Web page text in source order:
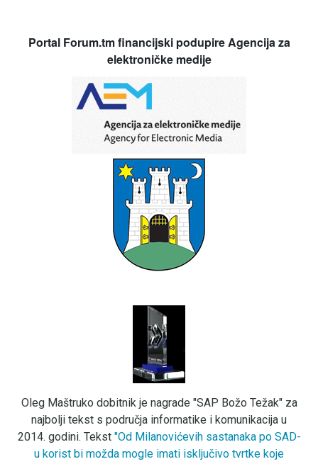
Portal Forum.tm financijski podupire Agencija za
elektroničke medije
Oleg Maštruko dobitnik je nagrade "SAP Božo Težak" za
najbolji tekst s područja informatike i komunikacija u
2014. godini. Tekst "Od Milanovićevih sastanaka po SAD-
u korist bi možda mogle imati isključivo tvrtke koje